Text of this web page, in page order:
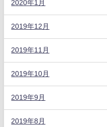
2020年1月
2019年12月
2019年11月
2019年10月
2019年9月
2019年8月